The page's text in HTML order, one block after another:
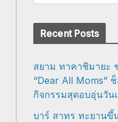
Recent Posts
สยาม ทาคาชิมายะ
“Dear All Moms”
กิจกรรมสุดอบอุ่นวัน
บาร์ สาทร ทะยานขึ้